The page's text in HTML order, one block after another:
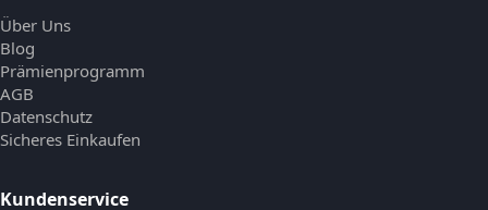
Über Uns
Blog
Prämienprogramm
AGB
Datenschutz
Sicheres Einkaufen
Kundenservice